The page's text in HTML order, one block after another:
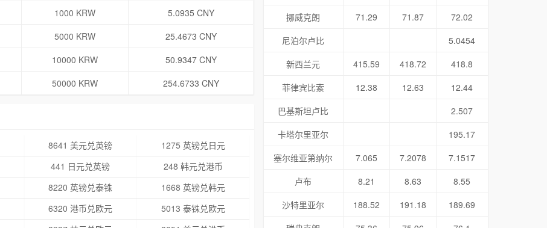
1000 KRW
5.0935 CNY
5000 KRW
25.4673 CNY
10000 KRW
50.9347 CNY
50000 KRW 254.6733 CNY
8641 美元兑英镑
1275 英镑兑日元
441 日元兑英镑
248 韩元兑港币
8220 英镑兑泰铢
1668 英镑兑韩元
6320 港币兑欧元
5013 泰铢兑欧元
挪威克朗
71.29 71.87
72.02
尼泊尔卢比
5.0454
新西兰元
415.59 418.72
418.8
菲律宾比索
12.38 12.63
12.44
巴基斯坦卢比
2.507
卡塔尔里亚尔
195.17
塞尔维亚第纳尔
7.065 7.2078
7.1517
卢布
8.21 8.63
8.55
沙特里亚尔
188.52 191.18
189.69